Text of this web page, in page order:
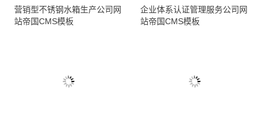
营销型不锈钢水箱生产公司网
站帝国CMS模板
企业体系认证管理服务公司网
站帝国CMS模板